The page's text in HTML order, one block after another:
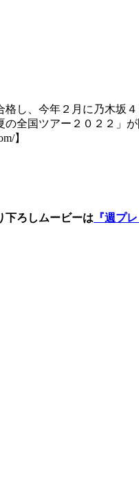
し、今年２月に乃木坂
全国ツアー２０２２」が
】
ろしムービーは 『週プ